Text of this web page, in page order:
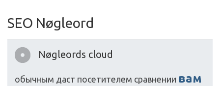
SEO Nøgleord
Nøgleords cloud
обычным даст посетителем сравнении вам